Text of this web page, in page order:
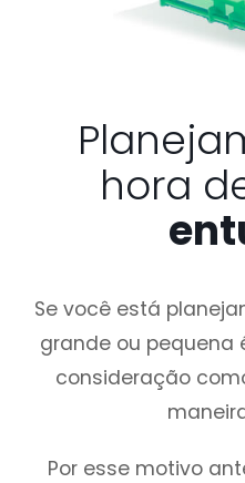
hora
Se você está
grande ou pequena
consideração
Por esse motivo